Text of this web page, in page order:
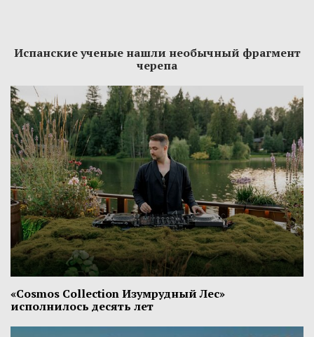
Испанские ученые нашли необычный фрагмент
черепа
«Cosmos Collection Изумрудный Лес»
исполнилось десять лет